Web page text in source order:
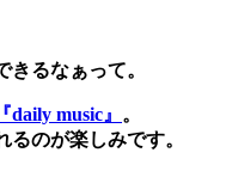
るなぁって。
music』 。
のが楽しみです。